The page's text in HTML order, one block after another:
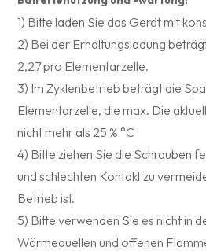
1) Bitte laden Sie das Gerät mit
2) Bei der Erhaltungsladung
2,27 pro Elementarzelle.
3) Im Zyklenbetrieb beträgt die
Elementarzelle, die max. Die
nicht mehr als 25 % °C
4) Bitte ziehen Sie die Schrauben
und schlechten Kontakt zu
Betrieb ist.
5) Bitte verwenden Sie es nicht in
Wärmequellen und offenen